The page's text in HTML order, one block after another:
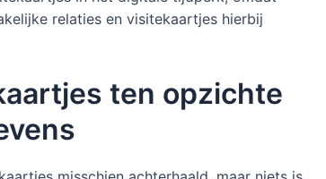
relaties en visitekaartjes hierbij
ten opzichte